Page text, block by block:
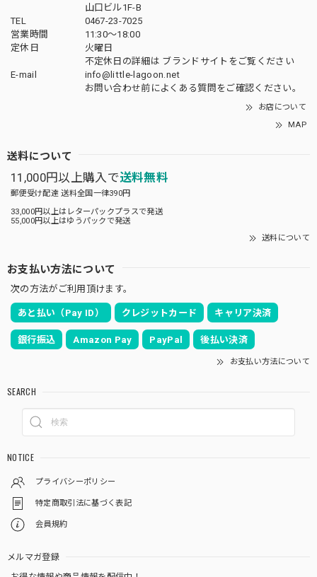
山口ビル1F-B
TEL
0467-23-7025
営業時間
11:30～18:00
定休日
火曜日
不定休日の詳細は ブランドサイト をご覧ください
E-mail
info@little-lagoon.net
お問い合わせ前によくある質問をご確認ください。
お店について
MAP
送料について
11,000円以上購入で送料無料
郵便受け配達 送料全国一律390円
33,000円以上はレターパックプラスで発送
55,000円以上はゆうパックで発送
送料について
お支払い方法について
次の方法がご利用頂けます。
あと払い（Pay ID） クレジットカード キャリア決済
銀行振込 Amazon Pay PayPal 後払い決済
お支払い方法について
SEARCH
NOTICE
プライバシーポリシー
特定商取引法に基づく表記
会員規約
メルマガ登録